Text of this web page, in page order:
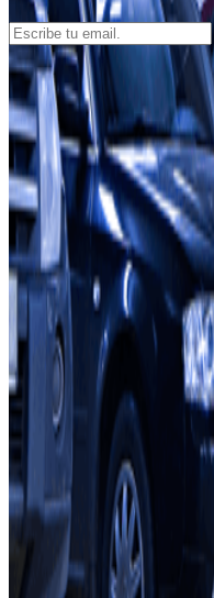
*Al suscribirte aceptas
comunicaciones
podrás darte de baja cuando
Sobre Parclick
Quiénes somos
Cómo funciona
Nuestros parkings
¿Colaboramos?
Profesionales
Proveedor de parking
Afiliados
Contacto
Contáctanos
FAQ
Puedes utilizar estos